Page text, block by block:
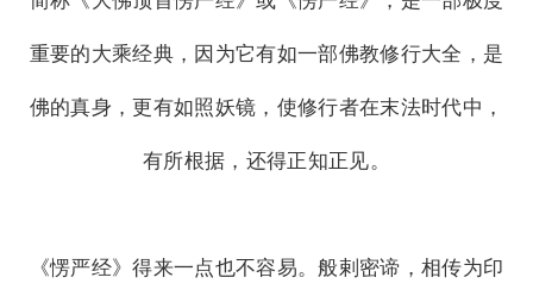
重要的大乘经典，因为它有如一部佛教修行大全，是
佛的真身，更有如照妖镜，使修行者在末法时代中，
有所根据，还得正知正见。
《愣严经》得来一点也不容易。般剌密谛，相传为印